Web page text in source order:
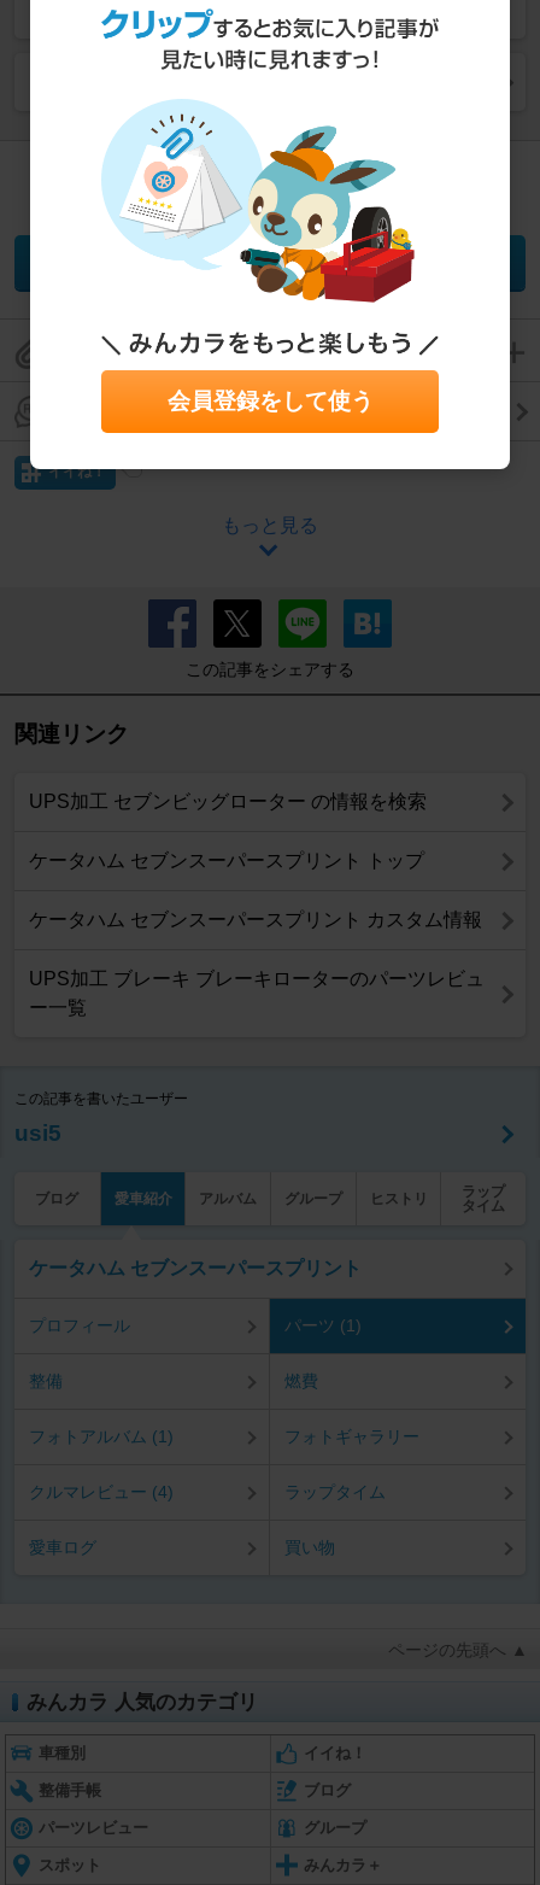
このパーツの取り付けが
難しいと思ったら、プロに相談！
パーツ取り付け相談
このパーツレビューをクリップして保存
このパーツレビューのコメントを見る
イイね！
もっと見る
この記事をシェアする
関連リンク
UPS加工 セブンビッグローター の情報を検索
ケータハム セブンスーパースプリント トップ
ケータハム セブンスーパースプリント カスタム情報
UPS加工 ブレーキ ブレーキローターのパーツレビュ
ー一覧
この記事を書いたユーザー
usi5
ブログ 愛車紹介 アルバム グループ ヒストリ
ラップ
タイム
ケータハム セブンスーパースプリント
プロフィール パーツ (1)
整備 燃費
フォトアルバム (1) フォトギャラリー
クルマレビュー (4) ラップタイム
愛車ログ 買い物
ページの先頭へ ▲
みんカラ 人気のカテゴリ
車種別 イイね！
整備手帳 ブログ
パーツレビュー グループ
スポット みんカラ＋
会員登録をして使う